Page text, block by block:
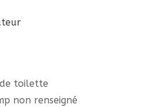
de toilette
non renseigné